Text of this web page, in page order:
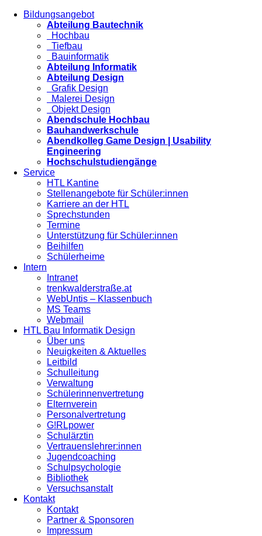
Bildungsangebot
Abteilung Bautechnik
Hochbau
Tiefbau
Bauinformatik
Abteilung Informatik
Abteilung Design
Grafik Design
Malerei Design
Objekt Design
Abendschule Hochbau
Bauhandwerkschule
Abendkolleg Game Design | Usability
Engineering
Hochschulstudiengänge
Service
HTL Kantine
Stellenangebote für Schüler:innen
Karriere an der HTL
Sprechstunden
Termine
Unterstützung für Schüler:innen
Beihilfen
Schülerheime
Intern
Intranet
trenkwalderstraße.at
WebUntis – Klassenbuch
MS Teams
Webmail
HTL Bau Informatik Design
Über uns
Neuigkeiten & Aktuelles
Leitbild
Schulleitung
Verwaltung
Schülerinnenvertretung
Elternverein
Personalvertretung
G!RLpower
Schulärztin
Vertrauenslehrer:innen
Jugendcoaching
Schulpsychologie
Bibliothek
Versuchsanstalt
Kontakt
Kontakt
Partner & Sponsoren
Impressum